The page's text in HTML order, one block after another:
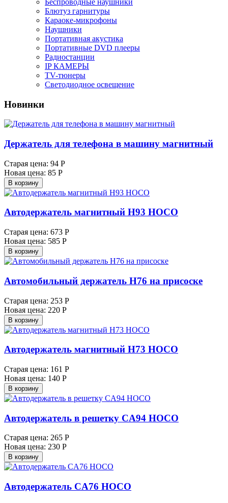
Блютуз гарнитуры
Караоке-микрофоны
Наушники
Портативная акустика
Портативные DVD плееры
Радиостанции
IP КАМЕРЫ
TV-тюнеры
Светодиодное освещение
Новинки
Держатель для телефона в машину магнитный
Старая цена: 94 Р
Новая цена: 85 Р
В корзину
Автодержатель магнитный H93 HOCO
Старая цена: 673 Р
Новая цена: 585 Р
В корзину
Автомобильный держатель H76 на присоске
Старая цена: 253 Р
Новая цена: 220 Р
В корзину
Автодержатель магнитный H73 HOCO
Старая цена: 161 Р
Новая цена: 140 Р
В корзину
Автодержатель в решетку CA94 HOCO
Старая цена: 265 Р
Новая цена: 230 Р
В корзину
Автодержатель CA76 HOCO